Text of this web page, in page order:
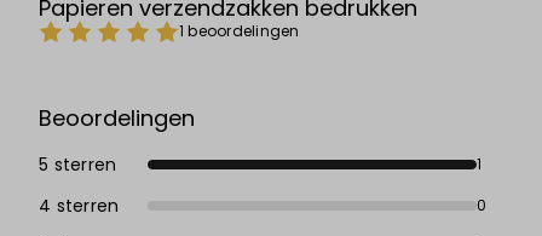
Papieren verzendzakken bedrukken
1 beoordelingen
Beoordelingen
5 sterren 1
4 sterren 0